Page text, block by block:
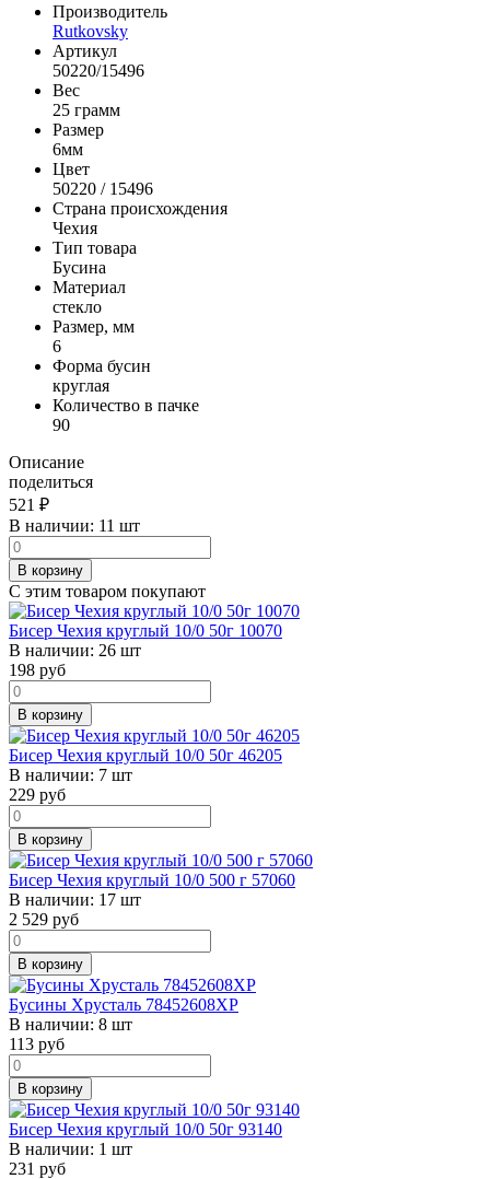
Производитель
Rutkovsky
Артикул
50220/15496
Вес
25 грамм
Размер
6мм
Цвет
50220 / 15496
Страна происхождения
Чехия
Тип товара
Бусина
Материал
стекло
Размер, мм
6
Форма бусин
круглая
Количество в пачке
90
Описание
поделиться
521 ₽
В наличии: 11 шт
В корзину
С этим товаром покупают
Бисер Чехия круглый 10/0 50г 10070
В наличии: 26 шт
198 руб
В корзину
Бисер Чехия круглый 10/0 50г 46205
В наличии: 7 шт
229 руб
В корзину
Бисер Чехия круглый 10/0 500 г 57060
В наличии: 17 шт
2 529 руб
В корзину
Бусины Хрусталь 78452608ХР
В наличии: 8 шт
113 руб
В корзину
Бисер Чехия круглый 10/0 50г 93140
В наличии: 1 шт
231 руб